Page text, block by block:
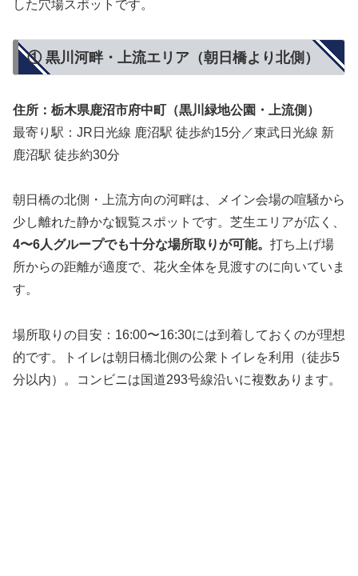
した穴場スポットです。
① 黒川河畔・上流エリア（朝日橋より北側）
住所：栃木県鹿沼市府中町（黒川緑地公園・上流側）
最寄り駅：JR日光線 鹿沼駅 徒歩約15分／東武日光線 新
鹿沼駅 徒歩約30分
朝日橋の北側・上流方向の河畔は、メイン会場の喧騒から
少し離れた静かな観覧スポットです。芝生エリアが広く、
4〜6人グループでも十分な場所取りが可能。 打ち上げ場
所からの距離が適度で、花火全体を見渡すのに向いていま
す。
場所取りの目安：16:00〜16:30には到着しておくのが理想
的です。トイレは朝日橋北側の公衆トイレを利用（徒歩5
分以内）。コンビニは国道293号線沿いに複数あります。